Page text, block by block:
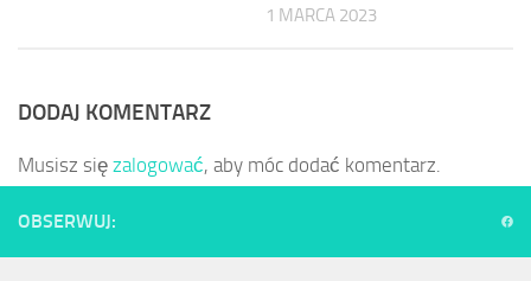
1 MARCA 2023
DODAJ KOMENTARZ
Musisz się zalogować, aby móc dodać komentarz.
OBSERWUJ: